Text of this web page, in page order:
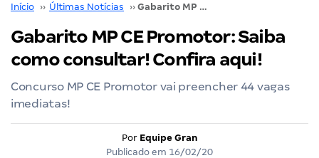
Início ›› Últimas Notícias ›› Gabarito MP CE Promotor: Saiba como consultar! Confira aqui!
Gabarito MP CE Promotor: Saiba
como consultar! Confira aqui!
Concurso MP CE Promotor vai preencher 44 vagas
imediatas!
Por Equipe Gran
Publicado em 16/02/20